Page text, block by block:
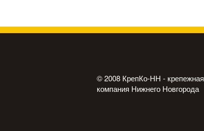
© 2008 КрепКо-НН - крепежная
компания Нижнего Новгорода